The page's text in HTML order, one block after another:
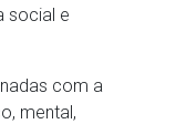
social e
com a
mental,